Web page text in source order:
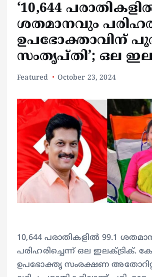
‘10,644
ശതമാനവും
ഉപഭോക്താവിന്
സംതൃപ്തി’; ഒല
Featured October 23, 2024
10,644 പരാതികളിൽ 99.1
പരിഹരിച്ചെന്ന് ഒല ഇലക്ട്രിക്.
ഉപഭോക്തൃ സംരക്ഷണ